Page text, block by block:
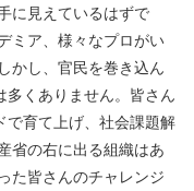
に見えているはずで
ミア、様々なプロがい
かし、官民を巻き込ん
多くありません。皆さん
で育て上げ、社会課題解
省の右に出る組織はあ
た皆さんのチャレンジ